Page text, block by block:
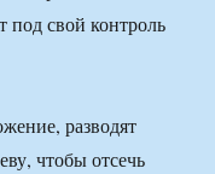
свой контроль
разводят
чтобы отсечь